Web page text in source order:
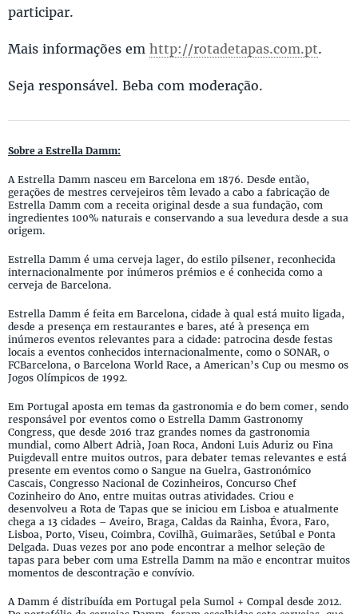
participar.
Mais informações em http://rotadetapas.com.pt.
Seja responsável. Beba com moderação.
Sobre a Estrella Damm:
A Estrella Damm nasceu em Barcelona em 1876. Desde então,
gerações de mestres cervejeiros têm levado a cabo a fabricação de
Estrella Damm com a receita original desde a sua fundação, com
ingredientes 100% naturais e conservando a sua levedura desde a sua
origem.
Estrella Damm é uma cerveja lager, do estilo pilsener, reconhecida
internacionalmente por inúmeros prémios e é conhecida como a
cerveja de Barcelona.
Estrella Damm é feita em Barcelona, cidade à qual está muito ligada,
desde a presença em restaurantes e bares, até à presença em
inúmeros eventos relevantes para a cidade: patrocina desde festas
locais a eventos conhecidos internacionalmente, como o SONAR, o
FCBarcelona, o Barcelona World Race, a American’s Cup ou mesmo os
Jogos Olímpicos de 1992.
Em Portugal aposta em temas da gastronomia e do bem comer, sendo
responsável por eventos como o Estrella Damm Gastronomy
Congress, que desde 2016 traz grandes nomes da gastronomia
mundial, como Albert Adrià, Joan Roca, Andoni Luis Aduriz ou Fina
Puigdevall entre muitos outros, para debater temas relevantes e está
presente em eventos como o Sangue na Guelra, Gastronómico
Cascais, Congresso Nacional de Cozinheiros, Concurso Chef
Cozinheiro do Ano, entre muitas outras atividades. Criou e
desenvolveu a Rota de Tapas que se iniciou em Lisboa e atualmente
chega a 13 cidades – Aveiro, Braga, Caldas da Rainha, Évora, Faro,
Lisboa, Porto, Viseu, Coimbra, Covilhã, Guimarães, Setúbal e Ponta
Delgada. Duas vezes por ano pode encontrar a melhor seleção de
tapas para beber com uma Estrella Damm na mão e encontrar muitos
momentos de descontração e convívio.
A Damm é distribuída em Portugal pela Sumol + Compal desde 2012.